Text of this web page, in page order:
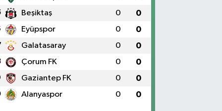
Beşiktaş 0 0
Eyüpspor 0 0
Galatasaray 0 0
Çorum FK 0 0
Gaziantep FK 0 0
Alanyaspor 0 0